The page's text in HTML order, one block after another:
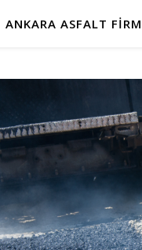
ANKARA ASFALT